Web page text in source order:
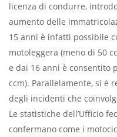
licenza di condurre,
aumento delle
15 anni è infatti possibile
motoleggera (meno di 50
e dai 16 anni è consentito
ccm). Parallelamente, si è
degli incidenti che
Le statistiche dell’Ufficio
confermano come i